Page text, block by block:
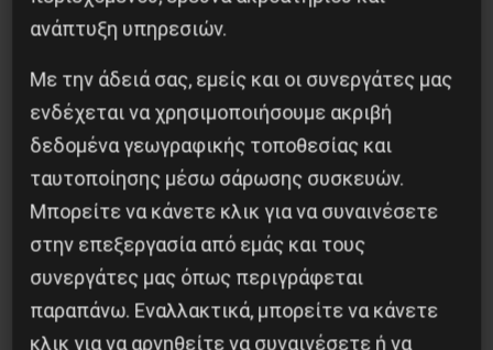
Χωρίς Νεολαία δεν υπάρχει Αλβανία
7 Αυγούστου 2026
ανάπτυξη υπηρεσιών.
Με την άδειά σας, εμείς και οι συνεργάτες μας
ενδέχεται να χρησιμοποιήσουμε ακριβή
δεδομένα γεωγραφικής τοποθεσίας και
ταυτοποίησης μέσω σάρωσης συσκευών.
Μπορείτε να κάνετε κλικ για να συναινέσετε
στην επεξεργασία από εμάς και τους
συνεργάτες μας όπως περιγράφεται
παραπάνω. Εναλλακτικά, μπορείτε να κάνετε
κλικ για να αρνηθείτε να συναινέσετε ή να